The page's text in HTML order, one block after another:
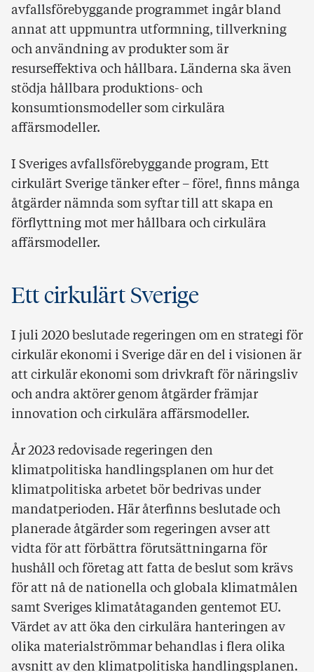
avfallsförebyggande programmet ingår bland
annat att uppmuntra utformning, tillverkning
och användning av produkter som är
resurseffektiva och hållbara. Länderna ska även
stödja hållbara produktions- och
konsumtionsmodeller som cirkulära
affärsmodeller.
I Sveriges avfallsförebyggande program, Ett
cirkulärt Sverige tänker efter – före!, finns många
åtgärder nämnda som syftar till att skapa en
förflyttning mot mer hållbara och cirkulära
affärsmodeller.
Ett cirkulärt Sverige
I juli 2020 beslutade regeringen om en strategi för
cirkulär ekonomi i Sverige där en del i visionen är
att cirkulär ekonomi som drivkraft för näringsliv
och andra aktörer genom åtgärder främjar
innovation och cirkulära affärsmodeller.
År 2023 redovisade regeringen den
klimatpolitiska handlingsplanen om hur det
klimatpolitiska arbetet bör bedrivas under
mandatperioden. Här återfinns beslutade och
planerade åtgärder som regeringen avser att
vidta för att förbättra förutsättningarna för
hushåll och företag att fatta de beslut som krävs
för att nå de nationella och globala klimatmålen
samt Sveriges klimatåtaganden gentemot EU.
Värdet av att öka den cirkulära hanteringen av
olika materialströmmar behandlas i flera olika
avsnitt av den klimatpolitiska handlingsplanen.